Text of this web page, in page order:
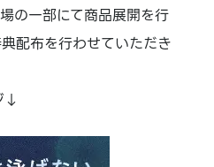
の一部にて商品展開を行
配布を行わせていただき
↓